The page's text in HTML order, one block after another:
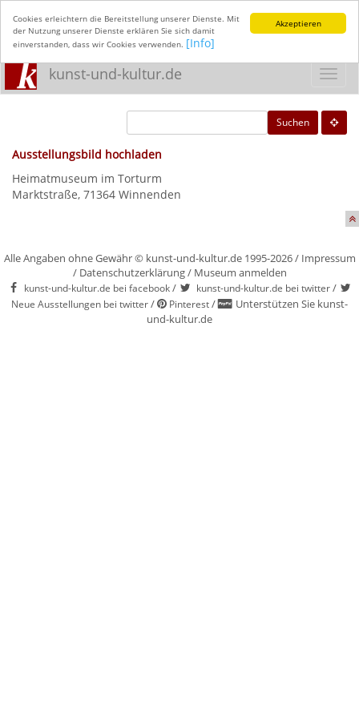
Akzeptieren
Cookies erleichtern die Bereitstellung unserer Dienste. Mit
der Nutzung unserer Dienste erklären Sie sich damit
einverstanden, dass wir Cookies verwenden. [Info]
kunst-und-kultur.de
Suchen
Ausstellungsbild hochladen
Heimatmuseum im Torturm
Marktstraße, 71364 Winnenden
Alle Angaben ohne Gewähr © kunst-und-kultur.de 1995-2026 / Impressum
/ Datenschutzerklärung/ Museum anmelden
kunst-und-kultur.de bei facebook/ kunst-und-kultur.de bei twitter/
Neue Ausstellungen bei twitter/ Pinterest/
Unterstützen Sie kunst-
und-kultur.de